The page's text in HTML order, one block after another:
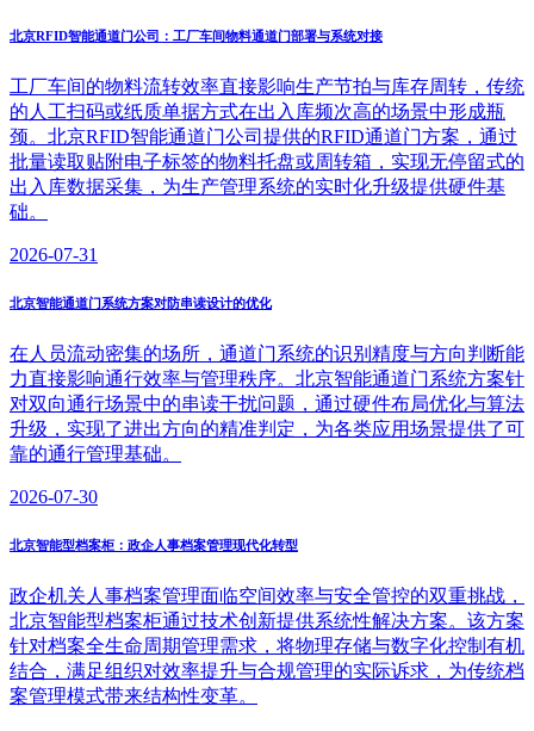
北京RFID智能通道门公司：工厂车间物料通道门部署与系统对接
工厂车间的物料流转效率直接影响生产节拍与库存周转，传统
的人工扫码或纸质单据方式在出入库频次高的场景中形成瓶
颈。北京RFID智能通道门公司提供的RFID通道门方案，通过
批量读取贴附电子标签的物料托盘或周转箱，实现无停留式的
出入库数据采集，为生产管理系统的实时化升级提供硬件基
础。
2026-07-31
北京智能通道门系统方案对防串读设计的优化
在人员流动密集的场所，通道门系统的识别精度与方向判断能
力直接影响通行效率与管理秩序。北京智能通道门系统方案针
对双向通行场景中的串读干扰问题，通过硬件布局优化与算法
升级，实现了进出方向的精准判定，为各类应用场景提供了可
靠的通行管理基础。
2026-07-30
北京智能型档案柜：政企人事档案管理现代化转型
政企机关人事档案管理面临空间效率与安全管控的双重挑战，
北京智能型档案柜通过技术创新提供系统性解决方案。该方案
针对档案全生命周期管理需求，将物理存储与数字化控制有机
结合，满足组织对效率提升与合规管理的实际诉求，为传统档
案管理模式带来结构性变革。